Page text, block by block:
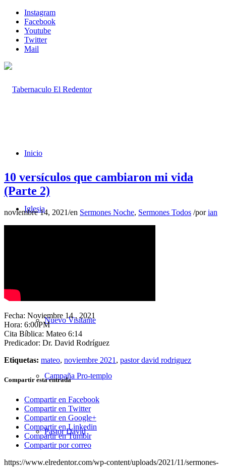
Instagram
Facebook
Youtube
Twitter
Mail
Inicio
Iglesia
Nuevo Visitante
Campaña Pro-templo
Pastor David
10 versículos que cambiaron mi vida
(Parte 2)
noviembre 14, 2021/en Sermones Noche, Sermones Todos /porian
Fecha: Noviembre 14 , 2021
Hora: 6:00PM
Cita Bíblica: Mateo 6:14
Predicador: Dr. David Rodríguez
Etiquetas: mateo, noviembre 2021 , pastor david rodriguez
Compartir esta entrada
Compartir en Facebook
Compartir en Twitter
Compartir en Google+
Compartir en Linkedin
Compartir en Tumblr
Compartir por correo
https://www.elredentor.com/wp-content/uploads/2021/11/sermones-